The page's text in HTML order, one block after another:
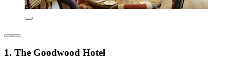
1. The Goodwood Hotel